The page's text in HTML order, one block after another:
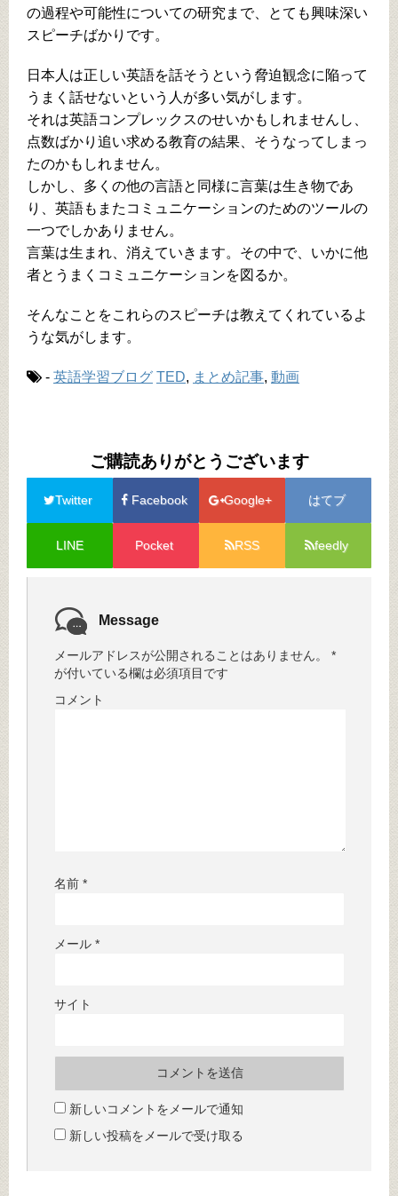
の過程や可能性についての研究まで、とても興味深い
スピーチばかりです。
日本人は正しい英語を話そうという脅迫観念に陥って
うまく話せないという人が多い気がします。
それは英語コンプレックスのせいかもしれませんし、
点数ばかり追い求める教育の結果、そうなってしまっ
たのかもしれません。
しかし、多くの他の言語と同様に言葉は生き物であ
り、英語もまたコミュニケーションのためのツールの
一つでしかありません。
言葉は生まれ、消えていきます。その中で、いかに他
者とうまくコミュニケーションを図るか。
そんなことをこれらのスピーチは教えてくれているよ
うな気がします。
- 英語学習ブログ TED, まとめ記事, 動画
ご購読ありがとうございます
Twitter Facebook Google+ はてブ
LINE Pocket RSS feedly
Message
メールアドレスが公開されることはありません。
*
が付いている欄は必須項目です
コメント
名前 *
メール *
サイト
新しいコメントをメールで通知
新しい投稿をメールで受け取る